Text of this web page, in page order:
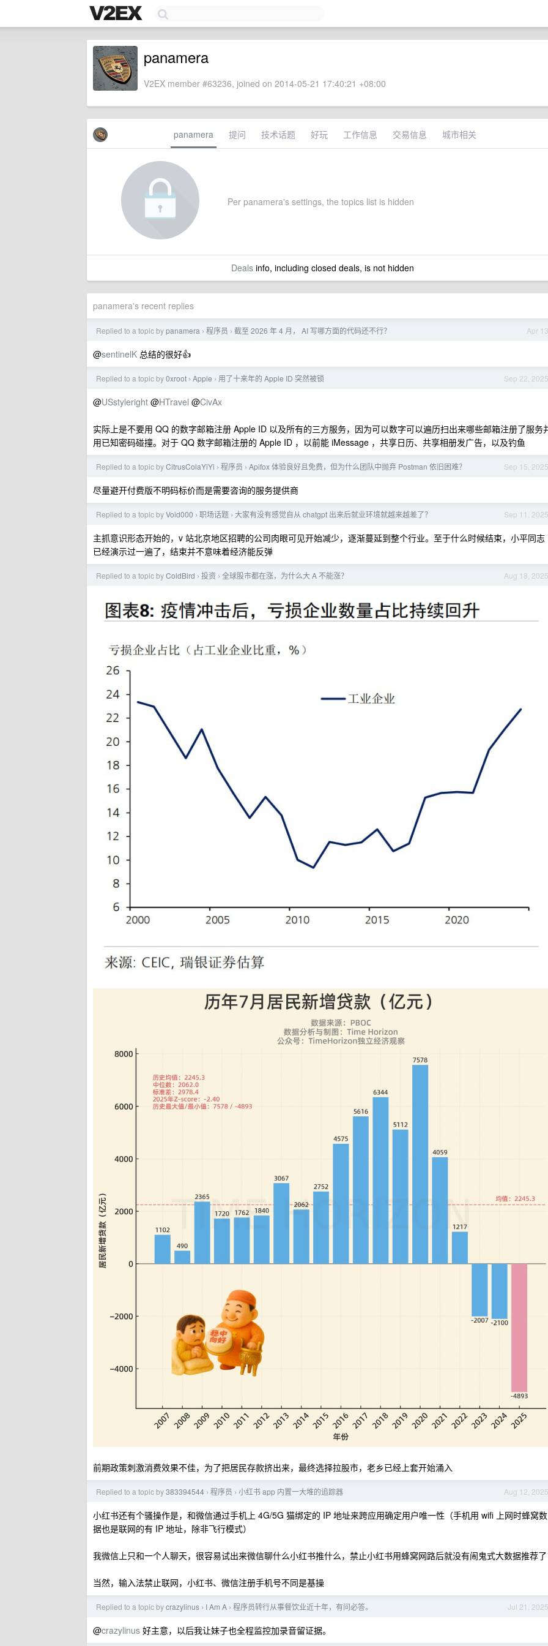
panamera
V2EX member #63236, joined on 2014-05-21 17:40:21 +08:00
panamera 提问 技术话题 好玩 工作信息 交易信息 城市相关
Per panamera's settings, the topics list is hidden
Dealsinfo, including closed deals, is not hidden
panamera's recent replies
Apr 13
Replied to a topic bypanamera › 程序员 › 截至 2026 年 4 月， AI 写哪方面的代码还不行？
@sentinelK 总结的很好👍
Sep 22, 2025
Replied to a topic by0xroot › Apple › 用了十来年的 Apple ID 突然被锁
@USstyleright @HTravel @CivAx
实际上是不要用 QQ 的数字邮箱注册 Apple ID 以及所有的三方服务，因为可以数字可以遍历扫出来哪些邮箱注册了服务
用已知密码碰撞。对于 QQ 数字邮箱注册的 Apple ID ，以前能 iMessage ，共享日历、共享相册发广告，以及钓鱼
Sep 15, 2025
Replied to a topic byCitrusColaYiYi › 程序员 › Apifox 体验良好且免费，但为什么团队中抛弃 Postman 依旧困难？
尽量避开付费版不明码标价而是需要咨询的服务提供商
Sep 11, 2025
Replied to a topic byVoid000 › 职场话题 › 大家有没有感觉自从 chatgpt 出来后就业环境就越来越差了？
主抓意识形态开始的，v 站北京地区招聘的公司肉眼可见开始减少，逐渐蔓延到整个行业。至于什么时候结束，小平同志
已经演示过一遍了，结束并不意味着经济能反弹
Aug 18, 2025
Replied to a topic byColdBird › 投资 › 全球股市都在涨，为什么大 A 不能涨？
前期政策刺激消费效果不佳，为了把居民存款挤出来，最终选择拉股市，老乡已经上套开始涌入
Aug 12, 2025
Replied to a topic by383394544 › 程序员 › 小红书 app 内置一大堆的追踪器
小红书还有个骚操作是，和微信通过手机上 4G/5G 猫绑定的 IP 地址来跨应用确定用户唯一性（手机用 wifi 上网时蜂窝数
据也是联网的有 IP 地址，除非飞行模式）
我微信上只和一个人聊天，很容易试出来微信聊什么小红书推什么，禁止小红书用蜂窝网路后就没有闹鬼式大数据推荐了
当然，输入法禁止联网，小红书、微信注册手机号不同是基操
Jul 21, 2025
Replied to a topic bycrazylinus › I Am A › 程序员转行从事餐饮业近十年，有问必答。
@crazylinus 好主意，以后我让妹子也全程监控加录音留证据。